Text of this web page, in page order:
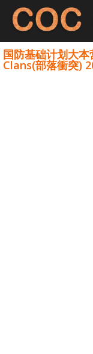
国防基础计划大
Clans(部落衝突)